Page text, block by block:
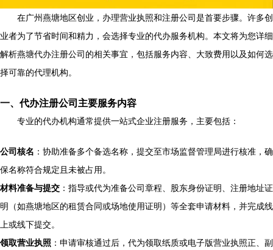
在广州燕塘地区创业，办理营业执照和注册公司是首要步骤。许多创
业者为了节省时间和精力，会选择专业的代办服务机构。本文将为您详细
解析燕塘代办注册公司的相关事宜，包括服务内容、大致费用以及如何选
择可靠的代理机构。
一、代办注册公司主要服务内容
专业的代办机构通常提供一站式企业注册服务，主要包括：
公司核名 ：协助准备多个备选名称，提交至市场监督管理局进行核准，确
保名称符合规定且未被占用。
材料准备与提交 ：指导或代为准备公司章程、股东身份证明、注册地址证
明（如燕塘地区的租赁合同或场地使用证明）等全套申请材料，并完成线
上或线下提交。
领取营业执照 ：申请审核通过后，代为领取纸质或电子版营业执照正、副